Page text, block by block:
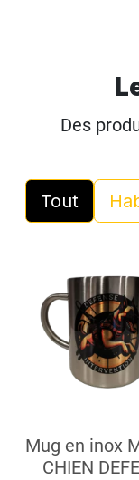
Des
Tout
Mug en inox
CHIEN